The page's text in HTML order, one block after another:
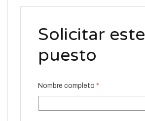
Solicitar este
puesto
Nombre completo *